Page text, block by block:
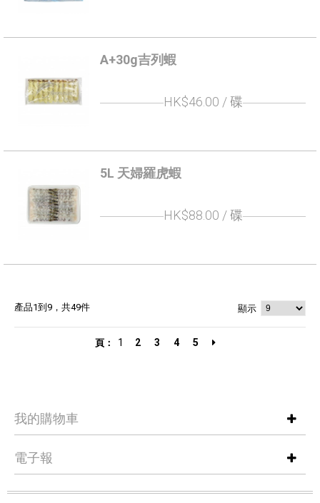
A+30g吉列蝦
HK$46.00 / 碟
5L 天婦羅虎蝦
HK$88.00 / 碟
產品1到9，共49件 顯示
頁： 1 2 3 4 5
我的購物車
電子報